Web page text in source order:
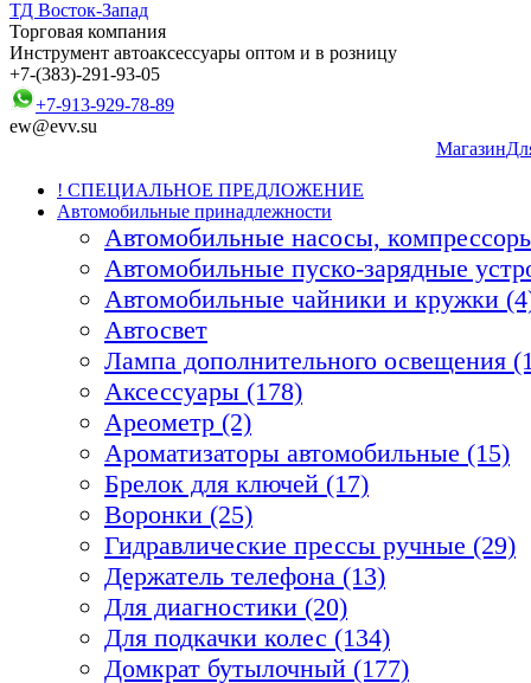
ТД Восток-Запад
Торговая компания
Инструмент автоаксессуары оптом и в розницу
+7-(383)-291-93-05
+7-913-929-78-89
ew@evv.su
Магазин
! СПЕЦИАЛЬНОЕ ПРЕДЛОЖЕНИЕ
Автомобильные принадлежности
Автомобильные насосы,
Автомобильные пуско-зарядные
Автомобильные чайники и кружки
Автосвет
Лампа дополнительного освещения
Аксессуары (178)
Ареометр (2)
Ароматизаторы автомобильные (15)
Брелок для ключей (17)
Воронки (25)
Гидравлические прессы ручные (29)
Держатель телефона (13)
Для диагностики (20)
Для подкачки колес (134)
Домкрат бутылочный (177)